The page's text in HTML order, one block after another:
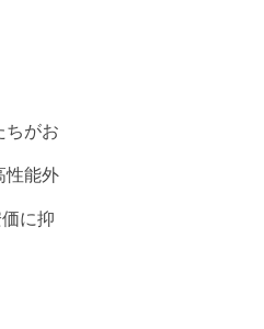
ちがお
性能外
に抑